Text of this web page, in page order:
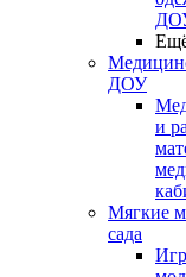
ДОУ
и
Мягкие
сада